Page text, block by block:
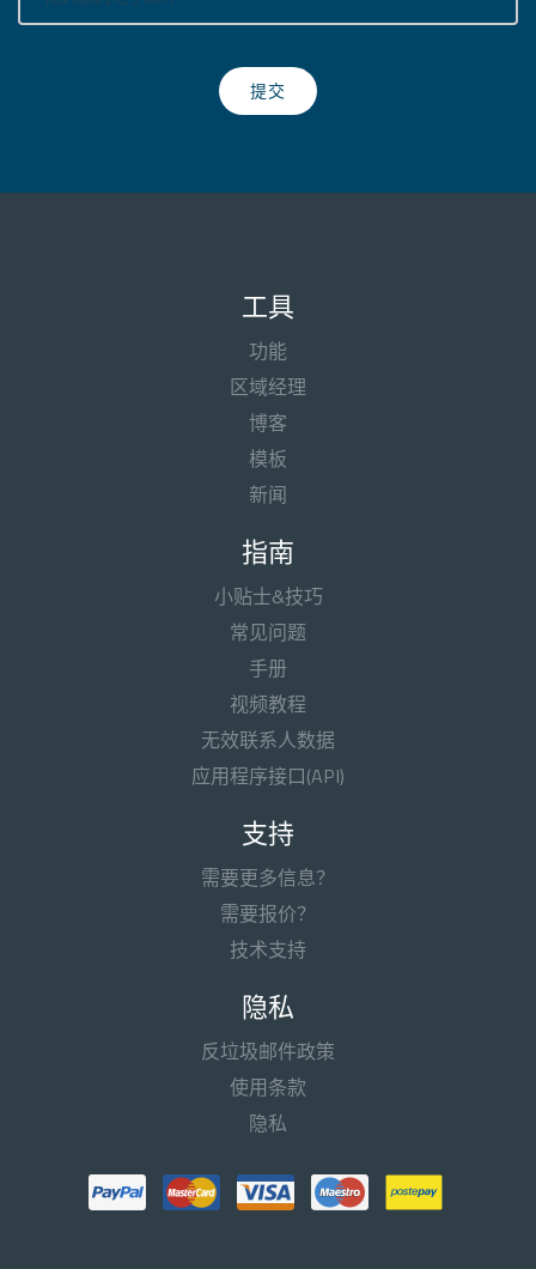
提交
工具
功能
区域经理
博客
模板
新闻
指南
小贴士&技巧
常见问题
手册
视频教程
无效联系人数据
应用程序接口(API)
支持
需要更多信息？
需要报价？
技术支持
隐私
反垃圾邮件政策
使用条款
隐私